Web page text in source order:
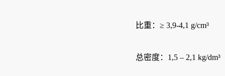
比重：≥ 3,9-4,1 g/cm³
总密度：1,5 – 2,1 kg/dm³